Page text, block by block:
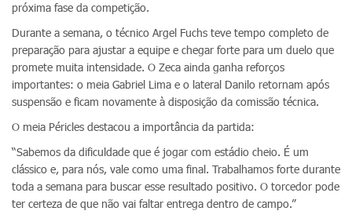
próxima fase da competição.
Durante a semana, o técnico Argel Fuchs teve tempo completo de
preparação para ajustar a equipe e chegar forte para um duelo que
promete muita intensidade. O Zeca ainda ganha reforços
importantes: o meia Gabriel Lima e o lateral Danilo retornam após
suspensão e ficam novamente à disposição da comissão técnica.
O meia Péricles destacou a importância da partida:
“Sabemos da dificuldade que é jogar com estádio cheio. É um
clássico e, para nós, vale como uma final. Trabalhamos forte durante
toda a semana para buscar esse resultado positivo. O torcedor pode
ter certeza de que não vai faltar entrega dentro de campo.”